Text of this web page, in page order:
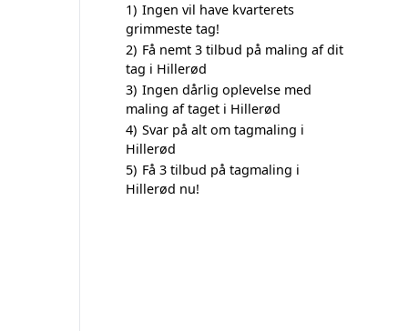
1) Ingen vil have kvarterets
grimmeste tag!
2) Få nemt 3 tilbud på maling af dit
tag i Hillerød
3) Ingen dårlig oplevelse med
maling af taget i Hillerød
4) Svar på alt om tagmaling i
Hillerød
5) Få 3 tilbud på tagmaling i
Hillerød nu!